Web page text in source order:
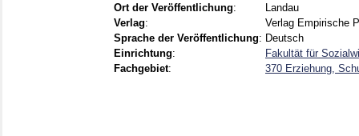
Ort der Veröffentlichung:
Landau
Verlag:
Verlag Empirische
Sprache der Veröffentlichung: Deutsch
Einrichtung:
Fakultät für
Fachgebiet: 370 Erziehung,